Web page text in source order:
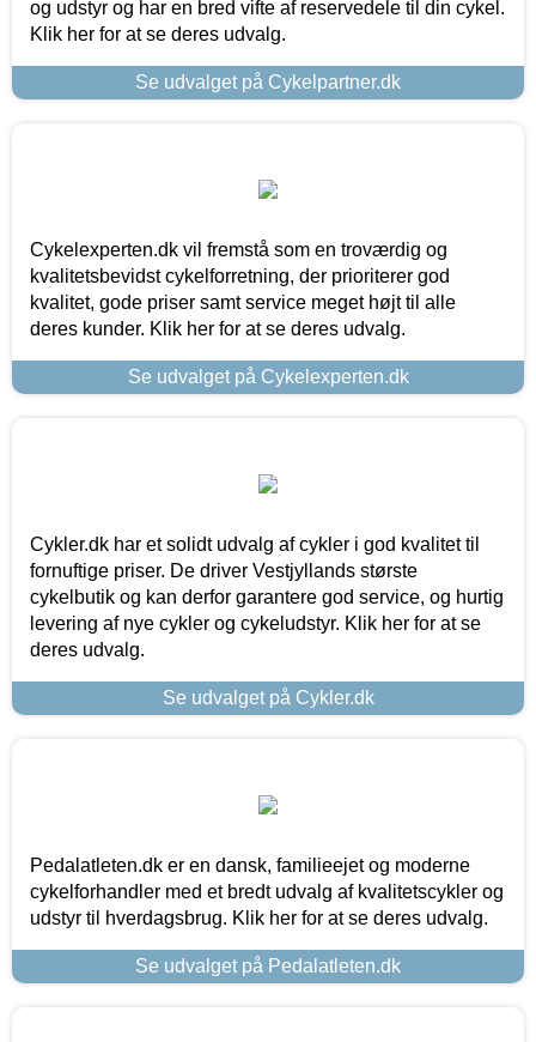
og udstyr og har en bred vifte af reservedele til din cykel.
Klik her for at se deres udvalg.
Se udvalget på Cykelpartner.dk
Cykelexperten.dk vil fremstå som en troværdig og
kvalitetsbevidst cykelforretning, der prioriterer god
kvalitet, gode priser samt service meget højt til alle
deres kunder. Klik her for at se deres udvalg.
Se udvalget på Cykelexperten.dk
Cykler.dk har et solidt udvalg af cykler i god kvalitet til
fornuftige priser. De driver Vestjyllands største
cykelbutik og kan derfor garantere god service, og hurtig
levering af nye cykler og cykeludstyr. Klik her for at se
deres udvalg.
Se udvalget på Cykler.dk
Pedalatleten.dk er en dansk, familieejet og moderne
cykelforhandler med et bredt udvalg af kvalitetscykler og
udstyr til hverdagsbrug. Klik her for at se deres udvalg.
Se udvalget på Pedalatleten.dk